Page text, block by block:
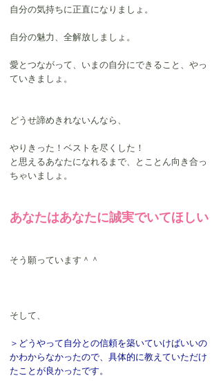
自分の気持ちに正直になりましょ。
自分の魅力、全解放しましょ。
愛とつながって、いまの自分にできること、やっ
ていきましょ。
どうせ諦めきれないんなら、
やりきった！ベストを尽くした！
と思えるあなたになれるまで、とことん向き合っ
ちゃいましょ。
あなたはあなたに誠実でいてほしい
そう願っています＾＾
そして、
＞どうやって自分との信頼を築いていけばいいの
かわからなかったので、具体的に教えていただけ
たことが良かったです。